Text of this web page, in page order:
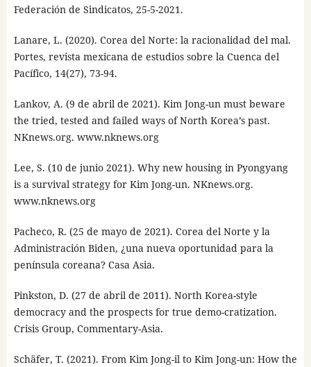
Federación de Sindicatos, 25-5-2021.
Lanare, L. (2020). Corea del Norte: la racionalidad del mal.
Portes, revista mexicana de estudios sobre la Cuenca del
Pacífico, 14(27), 73-94.
Lankov, A. (9 de abril de 2021). Kim Jong-un must beware
the tried, tested and failed ways of North Korea’s past.
NKnews.org. www.nknews.org
Lee, S. (10 de junio 2021). Why new housing in Pyongyang
is a survival strategy for Kim Jong-un. NKnews.org.
www.nknews.org
Pacheco, R. (25 de mayo de 2021). Corea del Norte y la
Administración Biden, ¿una nueva oportunidad para la
península coreana? Casa Asia.
Pinkston, D. (27 de abril de 2011). North Korea-style
democracy and the prospects for true demo-cratization.
Crisis Group, Commentary-Asia.
Schäfer, T. (2021). From Kim Jong-il to Kim Jong-un: How the